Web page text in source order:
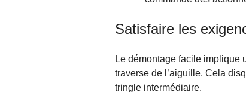
Satisfaire les
Le démontage facile implique
traverse de l’aiguille. Cela
tringle intermédiaire.